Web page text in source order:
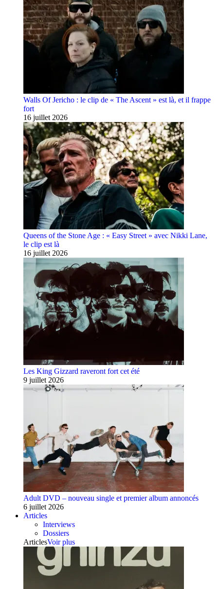
Walls Of Jericho : le clip de « The Ascent » est là, et il frappe
fort
16 juillet 2026
Queens of the Stone Age : « Easy Street » avec Nikki Lane,
le clip est là
16 juillet 2026
Les King Gizzard raveront fort cet été
9 juillet 2026
Adult DVD – nouveau single et premier album annoncés
6 juillet 2026
Articles
Interviews
Dossiers
ArticlesVoir plus